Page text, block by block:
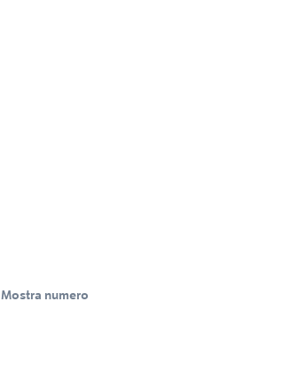
Mostra numero